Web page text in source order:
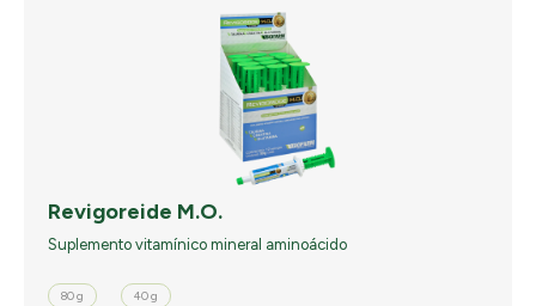
Revigoreide M.O.
Suplemento vitamínico mineral aminoácido
80 g 40 g